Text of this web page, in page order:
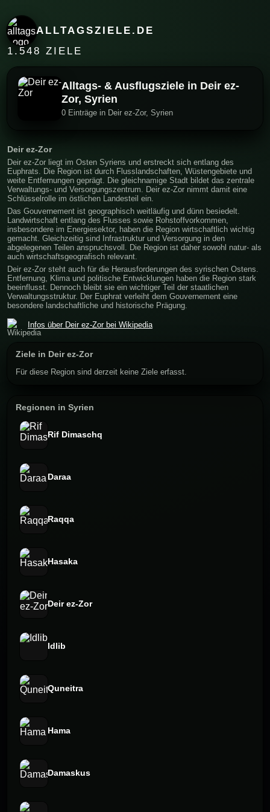
ALLTAGSZIELE.DE
1.548 ZIELE
Alltags- & Ausflugsziele in Deir ez-
Zor, Syrien
0 Einträge in Deir ez-Zor, Syrien
Deir ez-Zor
Deir ez-Zor liegt im Osten Syriens und erstreckt sich entlang des
Euphrats. Die Region ist durch Flusslandschaften, Wüstengebiete und
weite Entfernungen geprägt. Die gleichnamige Stadt bildet das zentrale
Verwaltungs- und Versorgungszentrum. Deir ez-Zor nimmt damit eine
Schlüsselrolle im östlichen Landesteil ein.
Das Gouvernement ist geographisch weitläufig und dünn besiedelt.
Landwirtschaft entlang des Flusses sowie Rohstoffvorkommen,
insbesondere im Energiesektor, haben die Region wirtschaftlich wichtig
gemacht. Gleichzeitig sind Infrastruktur und Versorgung in den
abgelegenen Teilen anspruchsvoll. Die Region ist daher sowohl natur- als
auch wirtschaftsgeografisch relevant.
Deir ez-Zor steht auch für die Herausforderungen des syrischen Ostens.
Entfernung, Klima und politische Entwicklungen haben die Region stark
beeinflusst. Dennoch bleibt sie ein wichtiger Teil der staatlichen
Verwaltungsstruktur. Der Euphrat verleiht dem Gouvernement eine
besondere landschaftliche und historische Prägung.
Infos über Deir ez-Zor bei Wikipedia
Ziele in Deir ez-Zor
Für diese Region sind derzeit keine Ziele erfasst.
Regionen in Syrien
Rif Dimaschq
Daraa
Raqqa
Hasaka
Deir ez-Zor
Idlib
Quneitra
Hama
Damaskus